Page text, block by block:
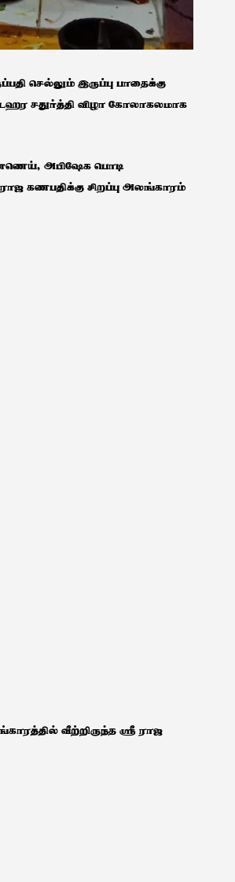
செல்லும் இருப்பு பாதைக்கு
சதுர்த்தி விழா கோலாகலமாக
அபிஷேக பொடி
கணபதிக்கு சிறப்பு அலங்காரம்
வீற்றிருந்த ஸ்ரீ ராஜ